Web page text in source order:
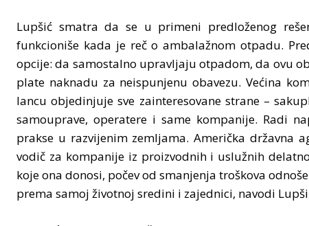
Lupšić smatra da se u primeni predloženog
funkcioniše kada je reč o ambalažnom otpadu.
opcije: da samostalno upravljaju otpadom, da ovu
plate naknadu za neispunjenu obavezu. Većina
lancu objedinjuje sve zainteresovane strane –
samouprave, operatere i same kompanije. Radi
prakse u razvijenim zemljama. Američka državna
vodič za kompanije iz proizvodnih i uslužnih
koje ona donosi, počev od smanjenja troškova
prema samoj životnoj sredini i zajednici, navodi